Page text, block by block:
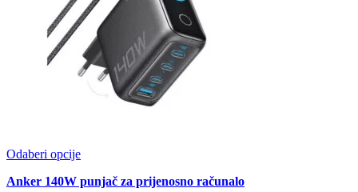
Odaberi opcije
Anker 140W punjač za prijenosno računalo